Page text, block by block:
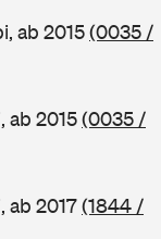
ab 2015(0035 /
ab 2015(0035 /
ab 2017(1844 /